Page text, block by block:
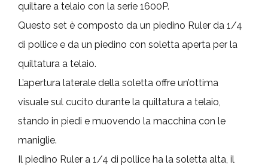
quiltare a telaio con la serie 1600P.
Questo set è composto da un piedino Ruler da 1/4
di pollice e da un piedino con soletta aperta per la
quiltatura a telaio.
L’apertura laterale della soletta offre un’ottima
visuale sul cucito durante la quiltatura a telaio,
stando in piedi e muovendo la macchina con le
maniglie.
Il piedino Ruler a 1/4 di pollice ha la soletta alta, il